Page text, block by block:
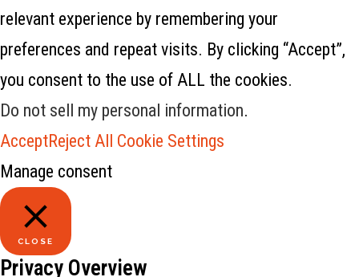
relevant experience by remembering your
preferences and repeat visits. By clicking “Accept”,
you consent to the use of ALL the cookies.
Do not sell my personal information.
AcceptReject All Cookie Settings
Manage consent
CLOSE
Privacy Overview